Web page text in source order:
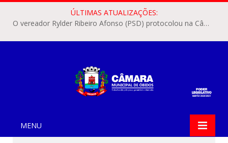
ÚLTIMAS ATUALIZAÇÕES:
O vereador Rylder Ribeiro Afonso (PSD) protocolou na Câmara Municipal de Óbidos o Requerimento nº 346/2026.
MENU